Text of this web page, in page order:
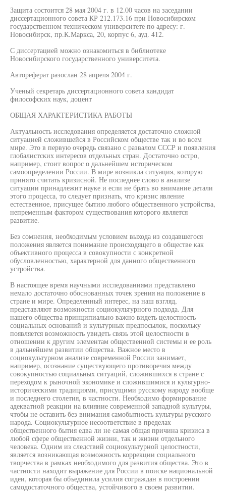
Защита состоится 28 мая 2004 г. в 12.00 часов на заседании
диссертационного совета КР 212.173.16 при Новосибирском
государственном техническом университете по адресу: г.
Новосибирск, пр.К.Маркса, 20, корпус 6, ауд. 412.
С диссертацией можно ознакомиться в библиотеке
Новосибирского государственного университета.
Автореферат разослан 28 апреля 2004 г.
Ученый секретарь диссертационного совета кандидат
философских наук, доцент
ОБЩАЯ ХАРАКТЕРИСТИКА РАБОТЫ
Актуальность исследования определяется достаточно сложной
ситуацией сложившейся в Российском обществе так и во всем
мире. Это в первую очередь связано с развалом СССР и появления
глобалистских интересов отдельных стран. Достаточно остро,
например, стоит вопрос о дальнейшем историческом
самоопределении России. В мире возникла ситуация, которую
принято считать кризисной. Не последнее слово в анализе
ситуации принадлежит науке и если не брать во внимание детали
этого процесса, то следует признать, что кризис явление
естественное, присущее бытию любого общественного устройства,
непременным фактором существования которого является
развитие.
Без сомнения, необходимым условием выхода из создавшегося
положения является понимание происходящего в обществе как
объективного процесса в совокупности с конкретной
обусловленностью, характерной для данного общественного
устройства.
В настоящее время научными исследованиями представлено
немало достаточно обоснованных точек зрения на положение в
стране и мире. Определенный интерес, на наш взгляд,
представляют возможности социокультурного подхода. Для
нашего общества принципиально важно видеть целостность
социальных оснований и культурных предпосылок, поскольку
появляется возможность увидеть связь этой целостности в
отношении к другим элементам общественной системы и ее роль
в дальнейшем развитии общества. Важное место в
социокультурном анализе современной России занимает,
например, осознание существующего противоречия между
совокупностью социальных ситуаций, сложившихся в стране с
переходом к рыночной экономике и сложившимися и культурно-
историческими традициями, присущими русскому народу вообще
и последнего столетия, в частности. Необходимо формирование
адекватной реакции на влияние современной западной культуры,
чтобы не оставить без внимания самобытность культуры русского
народа. Социокультурное несоответствие в пределах
общественного бытия едва ли не самая общая причина кризиса в
любой сфере общественной жизни, так и жизни отдельного
человека. Одним из следствий социокультурной целостности,
является возникающая возможность коррекции социального
творчества в рамках необходимого для развития общества. Это в
частности находит выражение для России в поиске национальной
идеи, которая бы объединила усилия сограждан в построении
самодостаточного общества, устойчивого в своем развитии.